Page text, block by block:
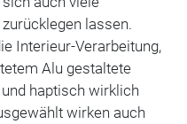
lassen.
Interieur-Verarbeitung,
Alu gestaltete
haptisch wirklich
wirken auch